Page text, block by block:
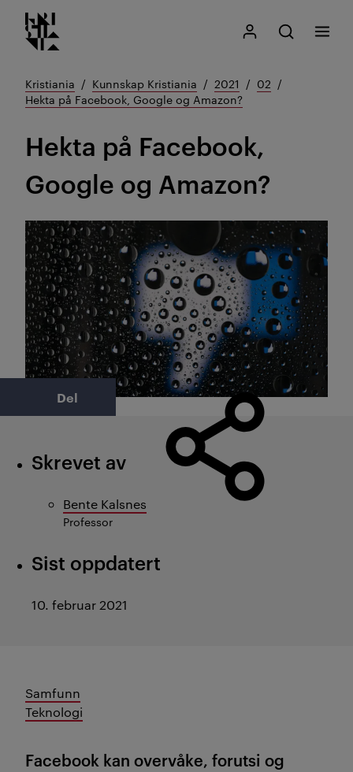
Gå
til
Kristiania logo
Mitt Kristiania
Åpne søk
Søk
Meny
Kristiania Kunnskap Kristiania 2021
02
Hekta på Facebook, Google og Amazon?
Hekta på Facebook,
Google og Amazon?
Del
Skrevet av
Bente Kalsnes
Professor
Sist oppdatert
10. februar 2021
Samfunn
Teknologi
Facebook kan overvåke, forutsi og